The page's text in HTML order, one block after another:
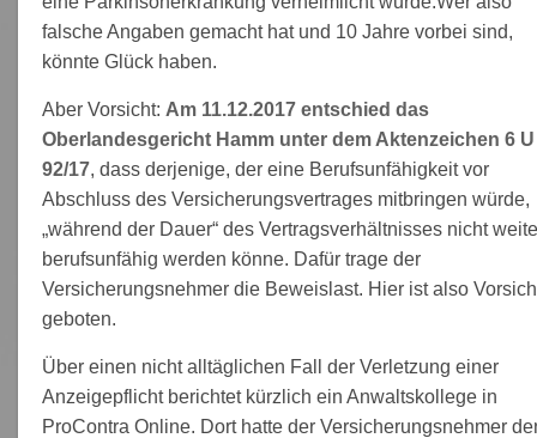
falsche Angaben gemacht hat und 10 Jahre vorbei sind,
könnte Glück haben.
Aber Vorsicht: Am 11.12.2017 entschied das
Oberlandesgericht Hamm unter dem Aktenzeichen 6 U
92/17, dass derjenige, der eine Berufsunfähigkeit vor
Abschluss des Versicherungsvertrages mitbringen würde,
„während der Dauer“ des Vertragsverhältnisses nicht
berufsunfähig werden könne. Dafür trage der
Versicherungsnehmer die Beweislast. Hier ist also
geboten.
Über einen nicht alltäglichen Fall der Verletzung einer
Anzeigepflicht berichtet kürzlich ein Anwaltskollege in
ProContra Online. Dort hatte der Versicherungsnehmer